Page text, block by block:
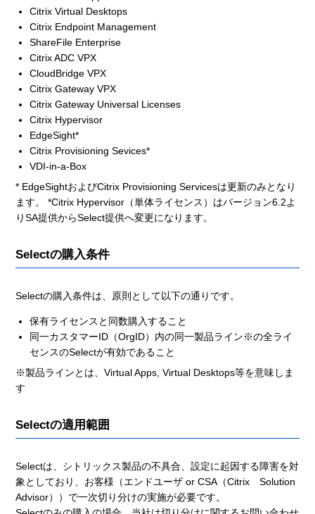
Citrix Virtual Desktops
Citrix Endpoint Management
ShareFile Enterprise
Citrix ADC VPX
CloudBridge VPX
Citrix Gateway VPX
Citrix Gateway Universal Licenses
Citrix Hypervisor
EdgeSight*
Citrix Provisioning Sevices*
VDI-in-a-Box
* EdgeSightおよびCitrix Provisioning Servicesは更新のみとなり
ます。 *Citrix Hypervisor（単体ライセンス）はバージョン6.2よ
りSA提供からSelect提供へ変更になります。
Selectの購入条件
Selectの購入条件は、原則として以下の通りです。
保有ライセンスと同数購入すること
同一カスタマーID（OrgID）内の同一製品ライン※の全ライ
センスのSelectが有効であること
※製品ラインとは、Virtual Apps, Virtual Desktops等を意味しま
す
Selectの適用範囲
Selectは、シトリックス製品の不具合、設定に起因する障害を対
象としており、お客様（エンドユーザ or CSA（Citrix Solution
Advisor））で一次切り分けの実施が必要です。